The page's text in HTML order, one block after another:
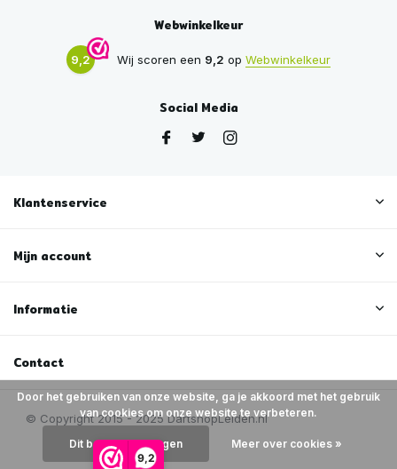
9,2
Webwinkelkeur
9,2 Wij scoren een 9,2 op Webwinkelkeur
Social Media
Klantenservice
Mijn account
Informatie
Contact
Door het gebruiken van onze website, ga je akkoord met het gebruik
van cookies om onze website te verbeteren.
Dit bericht verbergen Meer over cookies »